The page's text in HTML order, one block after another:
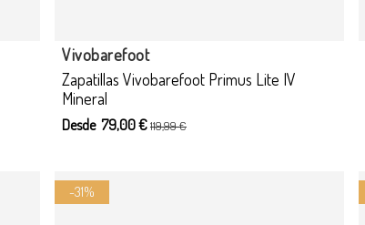
Zapatillas Vivobarefoot Primus Lite IV
Mineral
Vivobarefoot
Desde 79,00 €119,99 €
-31%